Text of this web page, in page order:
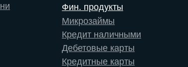
Фин. продукты
Микрозаймы
Кредит наличными
Дебетовые карты
Кредитные карты